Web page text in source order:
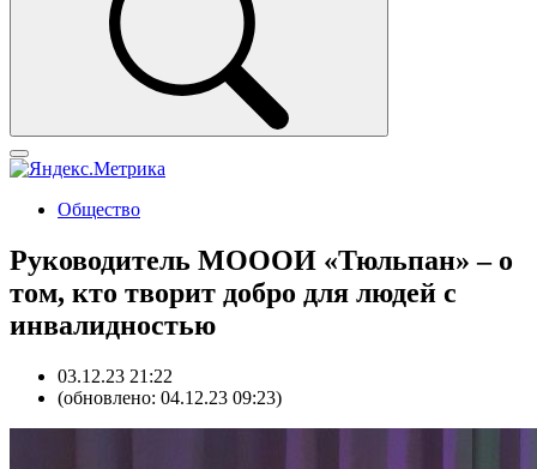
Общество
Руководитель МОООИ «Тюльпан» – о
том, кто творит добро для людей с
инвалидностью
03.12.23 21:22
(обновлено: 04.12.23 09:23)